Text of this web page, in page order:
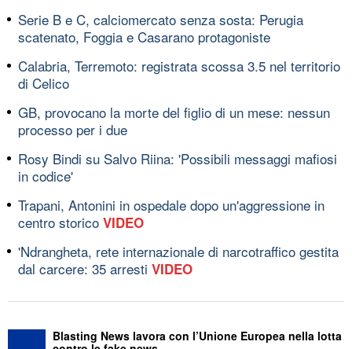
Serie B e C, calciomercato senza sosta: Perugia
scatenato, Foggia e Casarano protagoniste
Calabria, Terremoto: registrata scossa 3.5 nel territorio
di Celico
GB, provocano la morte del figlio di un mese: nessun
processo per i due
Rosy Bindi su Salvo Riina: 'Possibili messaggi mafiosi
in codice'
Trapani, Antonini in ospedale dopo un'aggressione in
centro storico VIDEO
'Ndrangheta, rete internazionale di narcotraffico gestita
dal carcere: 35 arresti VIDEO
Blasting News lavora con l’Unione Europea nella lotta